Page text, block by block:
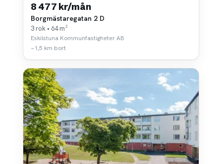
8 477 kr/mån
Borgmästaregatan 2 D
3 rok • 64 m²
Eskilstuna Kommunfastigheter AB
~1,5 km bort